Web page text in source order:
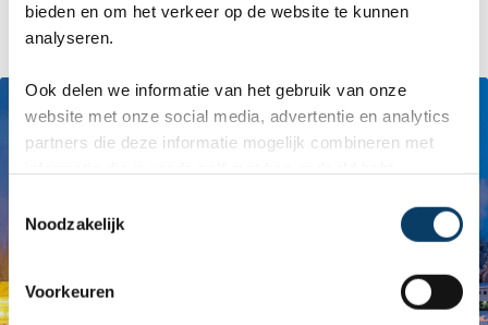
bieden en om het verkeer op de website te kunnen
analyseren.
Ook delen we informatie van het gebruik van onze
website met onze social media, advertentie en analytics
partners die deze informatie mogelijk combineren met
n
s
e
Noodzakelijk
Voorkeuren
mensen.